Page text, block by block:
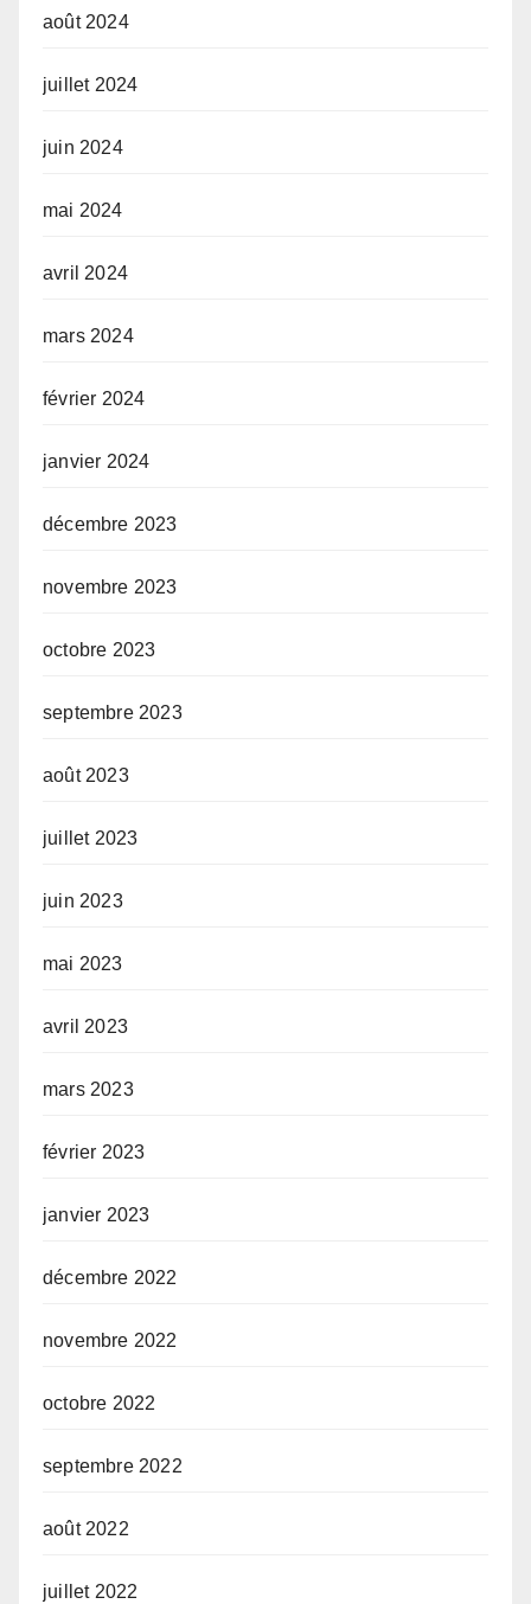
août 2024
juillet 2024
juin 2024
mai 2024
avril 2024
mars 2024
février 2024
janvier 2024
décembre 2023
novembre 2023
octobre 2023
septembre 2023
août 2023
juillet 2023
juin 2023
mai 2023
avril 2023
mars 2023
février 2023
janvier 2023
décembre 2022
novembre 2022
octobre 2022
septembre 2022
août 2022
juillet 2022